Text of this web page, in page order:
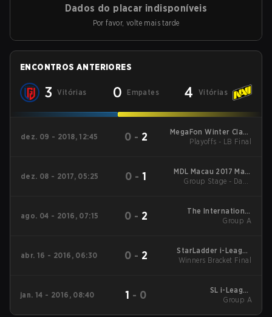
Dados do placar indisponíveis
Por favor, volte mais tarde
ENCONTROS ANTERIORES
3 Vitórias 0 Empates 4 Vitórias
dez. 09 - 2018, 12:45 0 - 2
MegaFon Winter Clash
Main Event
Playoffs - LB Final
dez. 08 - 2017, 05:25 0 -1
MDL Macau 2017 Main
Event
Group Stage - Day 1
ago. 04 - 2016, 07:15 0 - 2
The International
2016 Group Stage:
Group A
abr. 16 - 2016, 06:30 0 - 2
StarLadder i-League
Invitational 2016
Winners Bracket Final
jan. 14 - 2016, 08:40 1 - 0
SL i-League
StarSeries S13 Finals
Group A